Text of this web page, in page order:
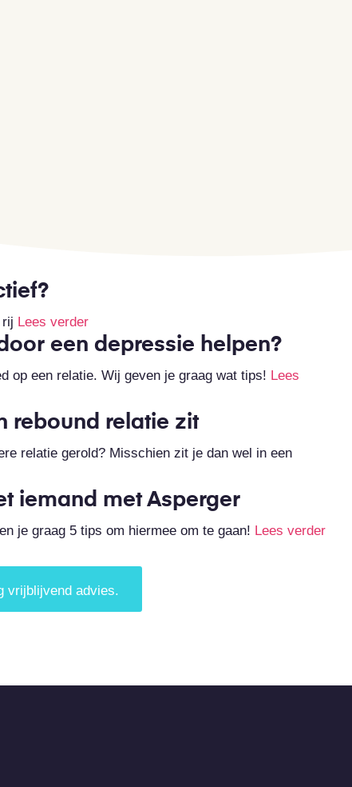
Lees verder
een depressie helpen?
op een relatie. Wij geven je graag wat tips! Lees
rebound relatie zit
relatie gerold? Misschien zit je dan wel in een
iemand met Asperger
je graag 5 tips om hiermee om te gaan! Lees verder
vrijblijvend advies.